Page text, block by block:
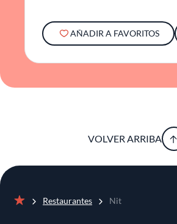
AÑADIR A FAVORITOS
VOLVER ARRIBA
Restaurantes Nit